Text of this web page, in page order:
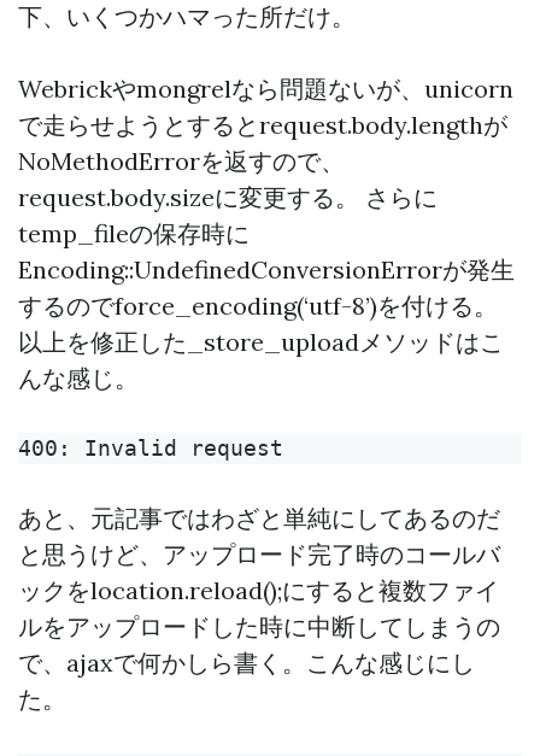
下、いくつかハマった所だけ。
Webrickやmongrelなら問題ないが、unicorn
で走らせようとするとrequest.body.lengthが
NoMethodErrorを返すので、
request.body.sizeに変更する。 さらに
temp_fileの保存時に
Encoding::UndefinedConversionErrorが発生
するのでforce_encoding(‘utf-8’)を付ける。
以上を修正した_store_uploadメソッドはこ
んな感じ。
あと、元記事ではわざと単純にしてあるのだ
と思うけど、アップロード完了時のコールバ
ックをlocation.reload();にすると複数ファイ
ルをアップロードした時に中断してしまうの
で、ajaxで何かしら書く。こんな感じにし
た。